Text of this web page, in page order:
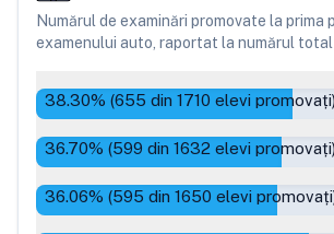
Numărul de examinări promovate la
examenului auto, raportat la numărul
38.30% (655 din 1710 elevi promovați)
36.70% (599 din 1632 elevi promovați)
36.06% (595 din 1650 elevi